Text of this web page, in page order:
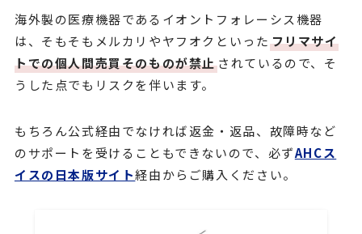
海外製の医療機器であるイオントフォレーシス機器
は、そもそもメルカリやヤフオクといった フリマサイ
トでの個人間売買そのものが禁止されているので、そ
うした点でもリスクを伴います。
もちろん公式経由でなければ返金・返品、故障時など
のサポートを受けることもできないので、必ずAHCス
イスの日本版サイト経由からご購入ください。